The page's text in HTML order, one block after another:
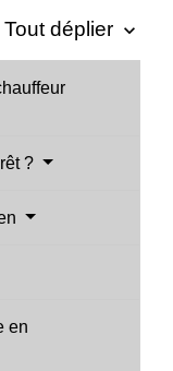
Tout déplier keyboard_arrow_down
?
en